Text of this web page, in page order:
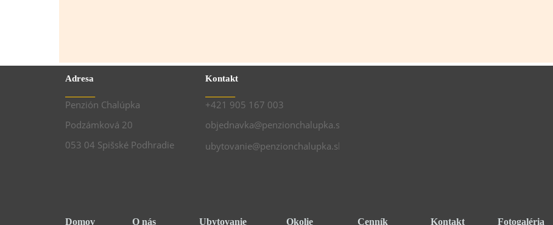
Kontakt
+421 905 167 003
objednavka@penzionchalupka.sk
ubytovanie@penzionchalupka.sk
Adresa
Penzión Chalúpka
Podzámková 20
053 04 Spišské Podhradie
Domov O nás Ubytovanie Okolie Cenník Fotogaléria
Kontakt